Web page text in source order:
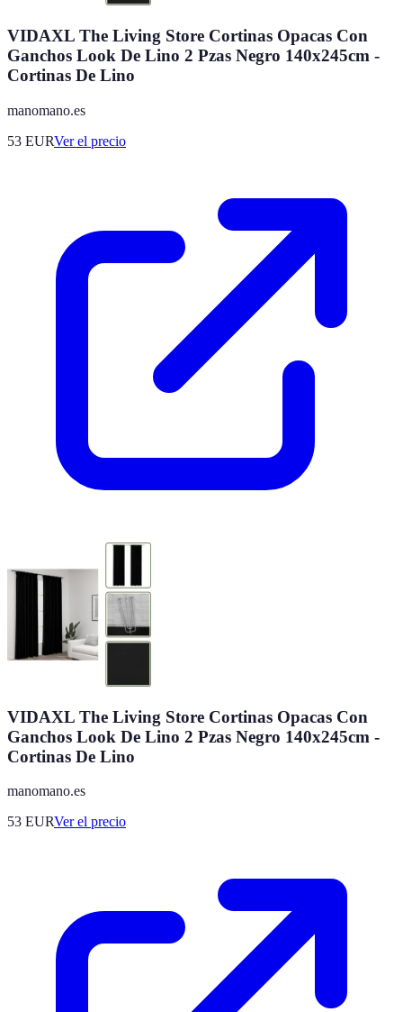
VIDAXL The Living Store Cortinas Opacas Con
Ganchos Look De Lino 2 Pzas Negro 140x245cm -
Cortinas De Lino
manomano.es
53 EURVer el precio
VIDAXL The Living Store Cortinas Opacas Con
Ganchos Look De Lino 2 Pzas Negro 140x245cm -
Cortinas De Lino
manomano.es
53 EURVer el precio